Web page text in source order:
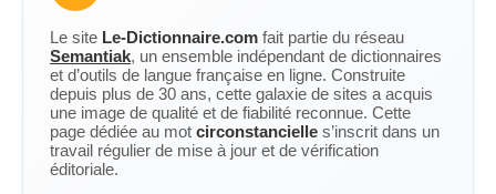
Le site Le-Dictionnaire.com fait partie du réseau
Semantiak, un ensemble indépendant de dictionnaires
et d’outils de langue française en ligne. Construite
depuis plus de 30 ans, cette galaxie de sites a acquis
une image de qualité et de fiabilité reconnue. Cette
page dédiée au mot circonstancielle s’inscrit dans un
travail régulier de mise à jour et de vérification
éditoriale.